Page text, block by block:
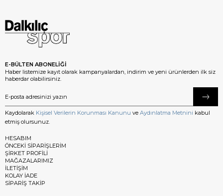
E-BÜLTEN ABONELİĞİ
Haber listemize kayıt olarak kampanyalardan, indirim ve yeni ürünlerden ilk siz
haberdar olabilirsiniz.
Kaydolarak Kişisel Verilerin Korunması Kanunu ve Aydınlatma Metnini kabul
etmiş olursunuz.
HESABIM
ÖNCEKİ SİPARİŞLERİM
ŞİRKET PROFİLİ
MAĞAZALARIMIZ
İLETİŞİM
KOLAY İADE
SİPARİŞ TAKİP